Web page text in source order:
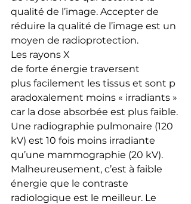
qualité de l’image. Accepter de
réduire la qualité de l’image est un
moyen de radioprotection.
Les rayons X
de forte énergie traversent
plus facilement les tissus et sont p
aradoxalement moins « irradiants »
car la dose absorbée est plus faible.
Une radiographie pulmonaire (120
kV) est 10 fois moins irradiante
qu’une mammographie (20 kV).
Malheureusement, c’est à faible
énergie que le contraste
radiologique est le meilleur. Le